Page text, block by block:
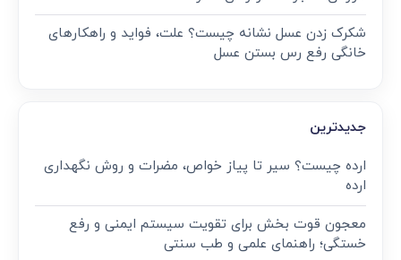
شکرک زدن عسل نشانه چیست؟ علت، فواید و راهکارهای
خانگی رفع رس بستن عسل
جدیدترین
ارده چیست؟ سیر تا پیاز خواص، مضرات و روش نگهداری
ارده
معجون قوت‌ بخش برای تقویت سیستم ایمنی و رفع
خستگی؛ راهنمای علمی و طب سنتی